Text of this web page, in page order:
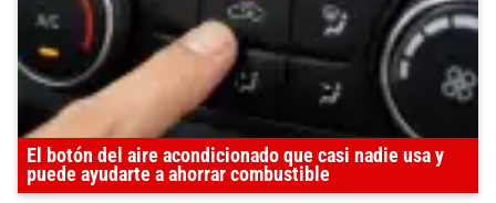
El botón del aire acondicionado que casi nadie usa y
puede ayudarte a ahorrar combustible